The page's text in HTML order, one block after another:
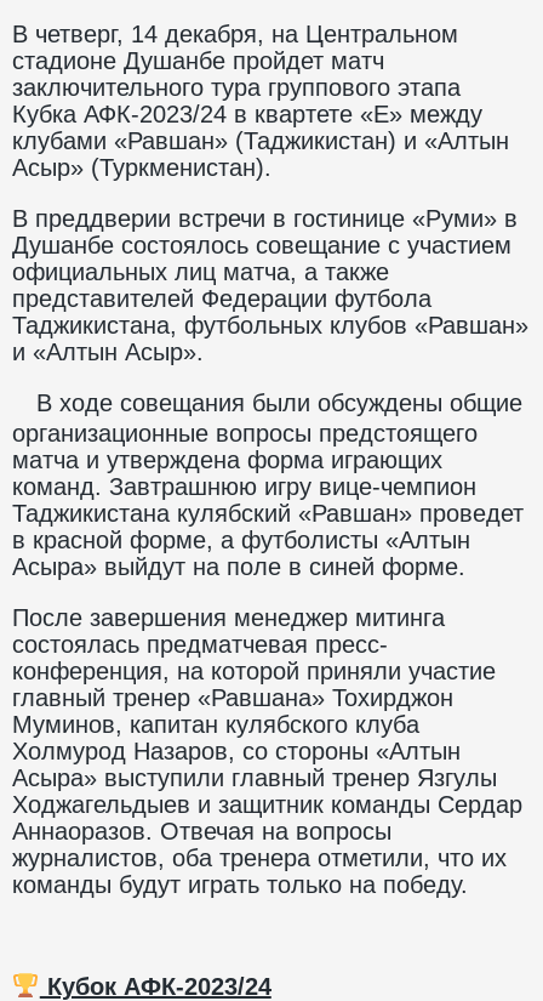
В четверг, 14 декабря, на Центральном
стадионе Душанбе пройдет матч
заключительного тура группового этапа
Кубка АФК-2023/24 в квартете «Е» между
клубами «Равшан» (Таджикистан) и «Алтын
Асыр» (Туркменистан).
В преддверии встречи в гостинице «Руми» в
Душанбе состоялось совещание с участием
официальных лиц матча, а также
представителей Федерации футбола
Таджикистана, футбольных клубов «Равшан»
и «Алтын Асыр».
В ходе совещания были обсуждены общие
организационные вопросы предстоящего
матча и утверждена форма играющих
команд. Завтрашнюю игру вице-чемпион
Таджикистана кулябский «Равшан» проведет
в красной форме, а футболисты «Алтын
Асыра» выйдут на поле в синей форме.
После завершения менеджер митинга
состоялась предматчевая пресс-
конференция, на которой приняли участие
главный тренер «Равшана» Тохирджон
Муминов, капитан кулябского клуба
Холмурод Назаров, со стороны «Алтын
Асыра» выступили главный тренер Язгулы
Ходжагельдыев и защитник команды Сердар
Аннаоразов. Отвечая на вопросы
журналистов, оба тренера отметили, что их
команды будут играть только на победу.
Кубок АФК-2023/24